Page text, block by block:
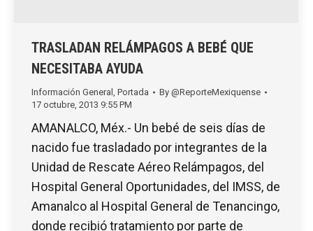
TRASLADAN RELÁMPAGOS A BEBÉ QUE
NECESITABA AYUDA
Información General Portada By @ReporteMexiquense
17 octubre, 2013 9:55 PM
AMANALCO, Méx.- Un bebé de seis días de
nacido fue trasladado por integrantes de la
Unidad de Rescate Aéreo Relámpagos, del
Hospital General Oportunidades, del IMSS, de
Amanalco al Hospital General de Tenancingo,
donde recibió tratamiento por parte de